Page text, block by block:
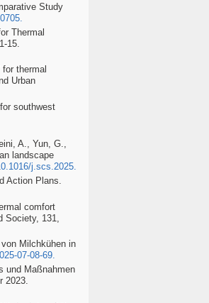
Study
Thermal
15.
thermal
Urban
southwest
A., Yun, G.,
landscape
j.scs.2025
Action Plans.
comfort
131,
Milchkühen in
07-08-69.
und Maßnahmen
2023.